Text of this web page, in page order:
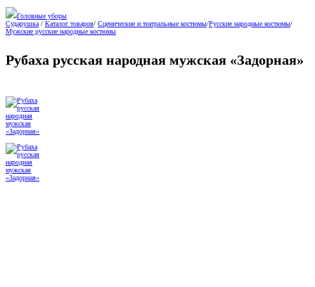
Головные уборы
Сударушка / Каталог товаров/ Сценические и театральные костюмы/Русские народные костюмы/
Мужские русские народные костюмы
Рубаха русская народная мужская «Задорная»